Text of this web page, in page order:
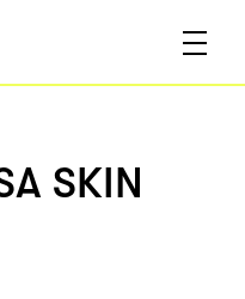
SKIN